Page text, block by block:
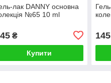
лак DANNY основна
№65 10 ml
₴
Купити
145